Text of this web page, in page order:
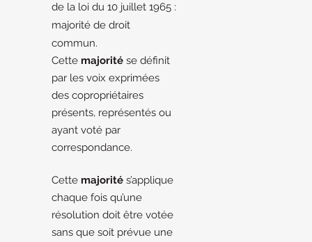
de la loi du 10 juillet 1965 :
majorité de droit
commun.
Cette majorité se définit
par les voix exprimées
des copropriétaires
présents, représentés ou
ayant voté par
correspondance.
Cette majorité s’applique
chaque fois qu’une
résolution doit être votée
sans que soit prévue une